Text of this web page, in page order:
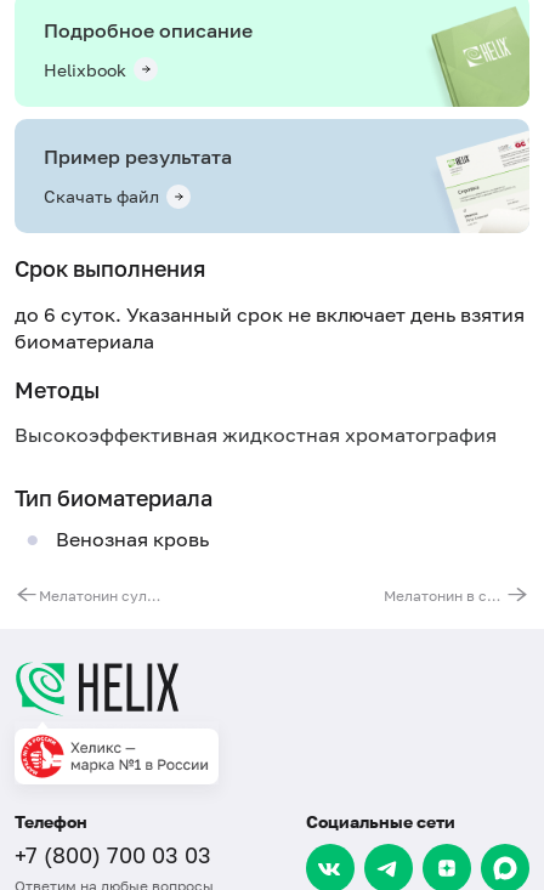
Подробное описание
Helixbook
Пример результата
Скачать файл
Срок выполнения
до 6 суток. Указанный срок не включает день взятия
биоматериала
Методы
Высокоэффективная жидкостная хроматография
Тип биоматериала
Венозная кровь
Мелатонин сульфат в моче Мелатонин в слюне: суточный ритм (утренняя, дневная, вечерняя, ночная порции)
Телефон
+7 (800) 700 03 03
Ответим на любые вопросы
Социальные сети